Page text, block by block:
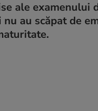
ale examenului
au scăpat de